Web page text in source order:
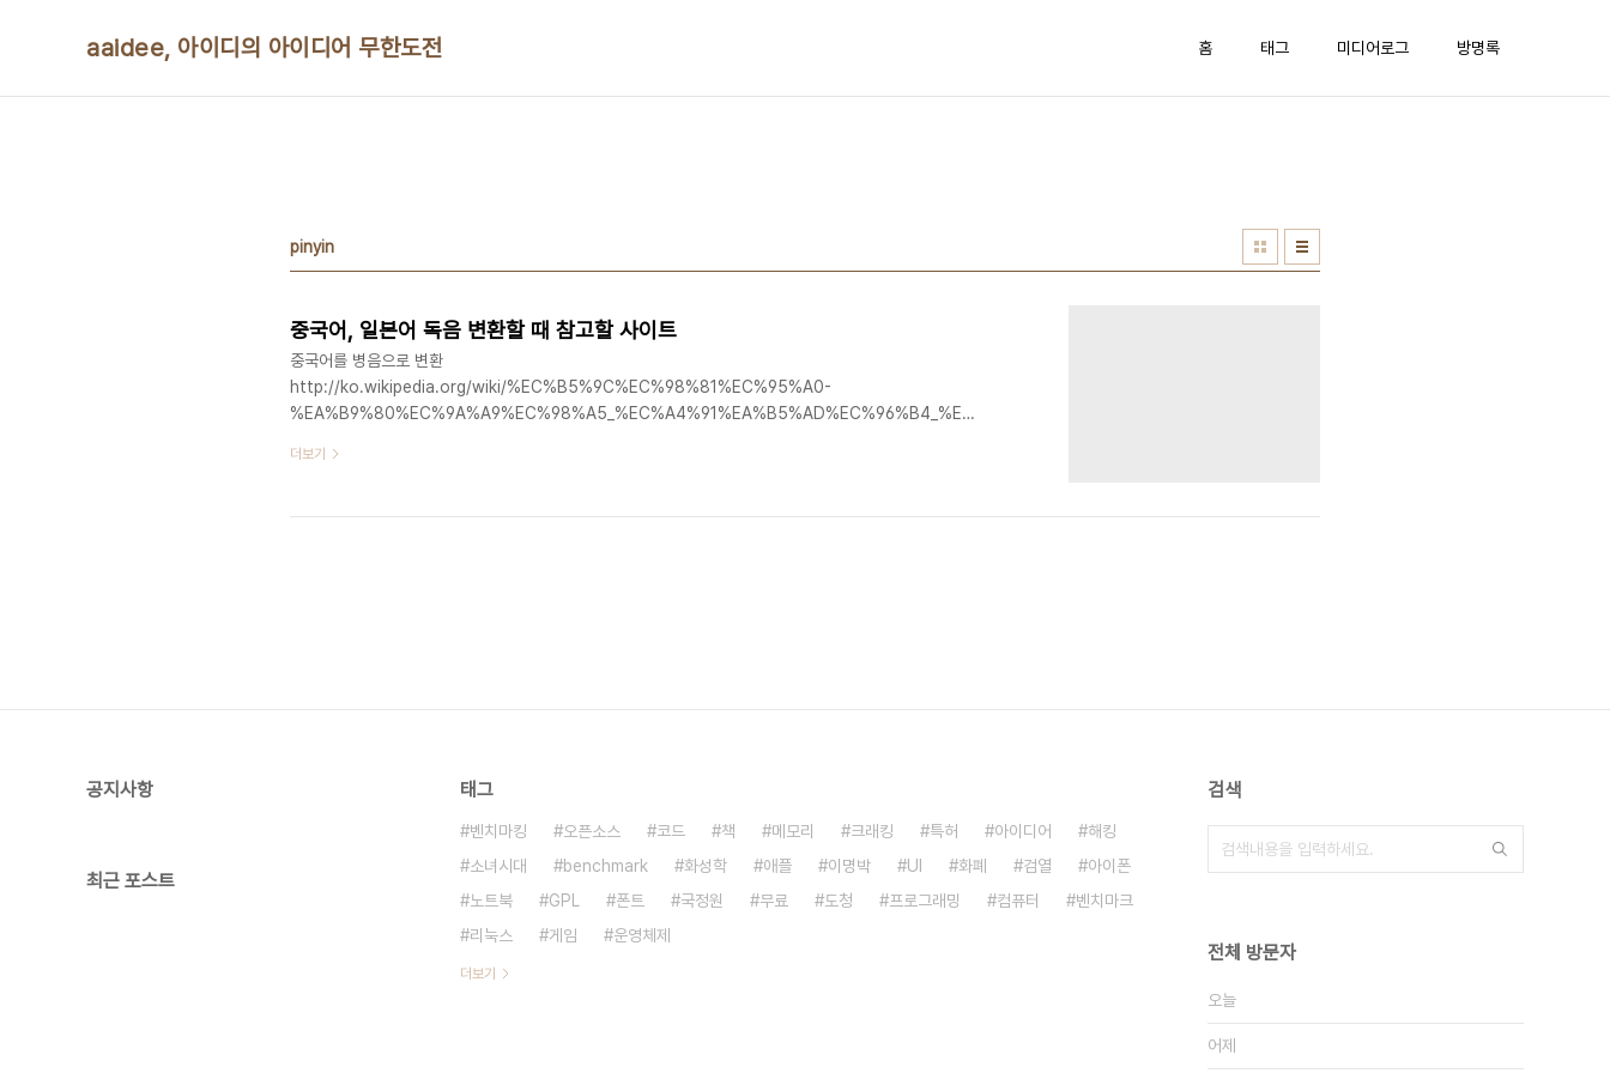
aaidee, 아이디의 아이디어 무한도전 홈 태그 미디어로그 방명록
pinyin
중국어, 일본어 독음 변환할 때 참고할 사이트
중국어를 병음으로 변환
http://ko.wikipedia.org/wiki/%EC%B5%9C%EC%98%81%EC%95%A0-
%EA%B9%80%EC%9A%A9%EC%98%A5_%EC%A4%91%EA%B5%AD%EC%96%B4_%ED%91%9C%EA%B8%B0%EB%B2%95
http://sourceforge.net/projects/pinyin4j/ http://code.google.com/p/pinyin4android/
http://www.chinese-forums...
더보기
공지사항
최근 포스트
태그
벤치마킹 오픈소스 코드 책 메모리 크래킹 특허 아이디어
해킹
소녀시대
benchmark 화성학 애플 이명박 UI 화폐 검열
아이폰
노트북
GPL 폰트 국정원 무료 도청 프로그래밍 컴퓨터
벤치마크
리눅스
게임 운영체제
더보기
검색
전체 방문자
오늘
어제